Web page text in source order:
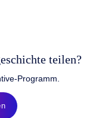
teilen?
Programm.